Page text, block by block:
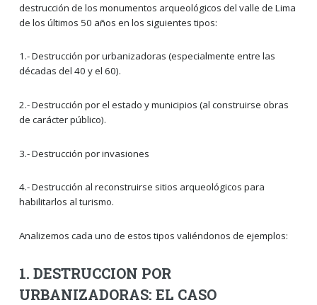
destrucción de los monumentos arqueológicos del valle de Lima
de los últimos 50 años en los siguientes tipos:
1.- Destrucción por urbanizadoras (especialmente entre las
décadas del 40 y el 60).
2.- Destrucción por el estado y municipios (al construirse obras
de carácter público).
3.- Destrucción por invasiones
4.- Destrucción al reconstruirse sitios arqueológicos para
habilitarlos al turismo.
Analizemos cada uno de estos tipos valiéndonos de ejemplos:
1. DESTRUCCION POR
URBANIZADORAS: EL CASO